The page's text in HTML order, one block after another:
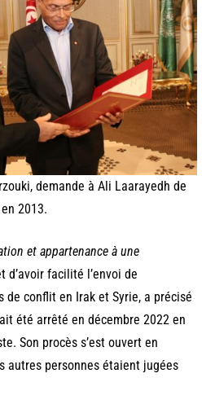
demande à Ali Laarayedh de
2013.
et appartenance à une
d’avoir facilité l’envoi de
de conflit en Irak et Syrie, a précisé
été arrêté en décembre 2022 en
Son procès s’est ouvert en
autres personnes étaient jugées